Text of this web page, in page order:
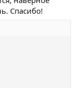
Спасибо!